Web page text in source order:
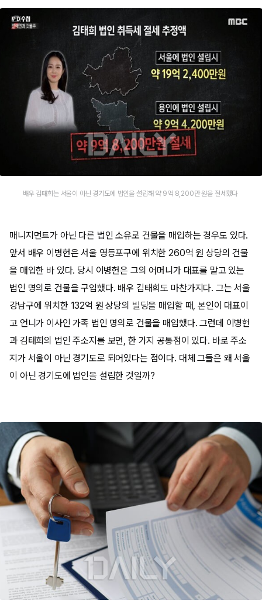
배우 김태희는 서울이 아닌 경기도에 법인을 설립해 약 9억 8,200만 원을 절세했다 ​
매니지먼트가 아닌 다른 법인 소유로 건물을 매입하는 경우도 있다.
앞서 배우 이병헌은 서울 영등포구에 위치한 260억 원 상당의 건물
을 매입한 바 있다. 당시 이병헌은 그의 어머니가 대표를 맡고 있는
법인 명의로 건물을 구입했다. 배우 김태희도 마찬가지다. 그는 서울
강남구에 위치한 132억 원 상당의 빌딩을 매입할 때, 본인이 대표이
고 언니가 이사인 가족 법인 명의로 건물을 매입했다. 그런데 이병헌
과 김태희의 법인 주소지를 보면, 한 가지 공통점이 있다. 바로 주소
지가 서울이 아닌 경기도로 되어있다는 점이다. 대체 그들은 왜 서울
이 아닌 경기도에 법인을 설립한 것일까?